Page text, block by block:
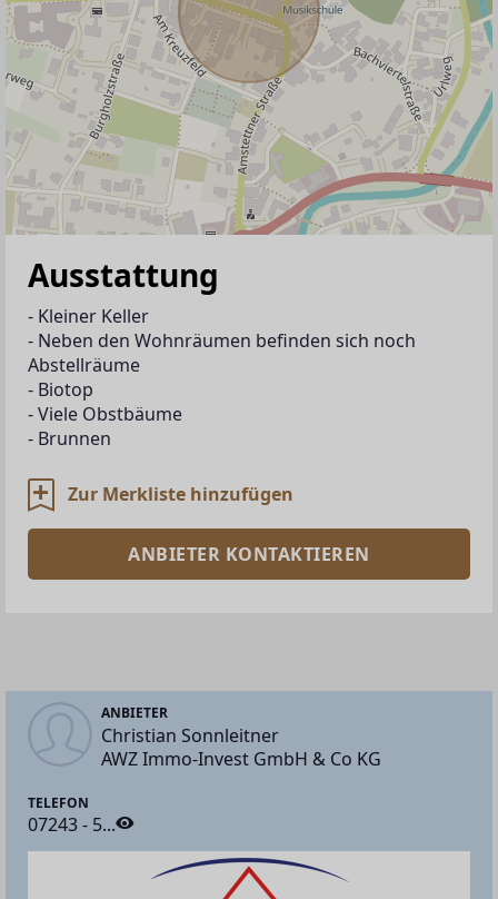
Ausstattung
- Kleiner Keller
- Neben den Wohnräumen befinden sich noch
Abstellräume
- Biotop
- Viele Obstbäume
- Brunnen
Zur Merkliste hinzufügen
ANBIETER KONTAKTIEREN
ANBIETER
Christian Sonnleitner
AWZ Immo-Invest GmbH & Co KG
TELEFON
07243 - 5...